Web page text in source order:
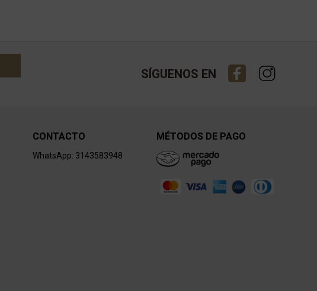
SÍGUENOS EN
CONTACTO
WhatsApp: 3143583948
MÉTODOS DE PAGO